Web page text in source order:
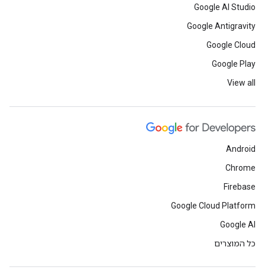
Google AI Studio
Google Antigravity
Google Cloud
Google Play
View all
Android
Chrome
Firebase
Google Cloud Platform
Google AI
כל המוצרים